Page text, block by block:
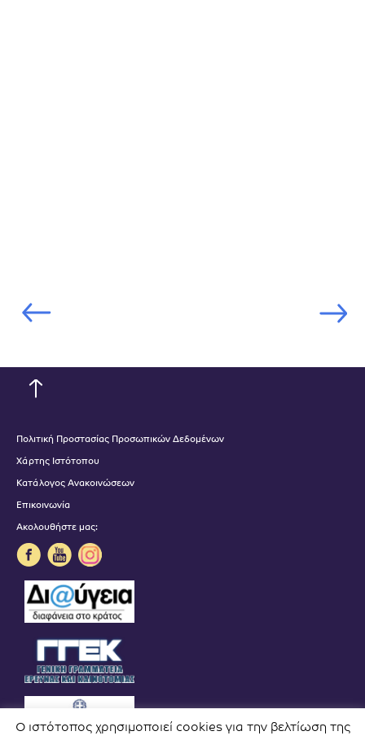
Πολιτική Προστασίας Προσωπικών Δεδομένων
Χάρτης Ιστότοπου
Κατάλογος Ανακοινώσεων
Επικοινωνία
Ακολουθήστε μας:
Ο ιστότοπος χρησιμοποιεί cookies για την βελτίωση της